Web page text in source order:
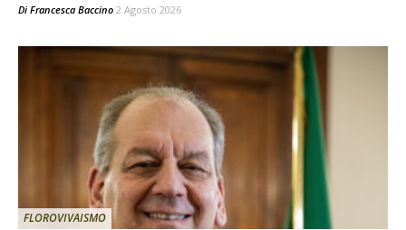
Di Francesca Baccino 2 Agosto 2026
FLOROVIVAISMO